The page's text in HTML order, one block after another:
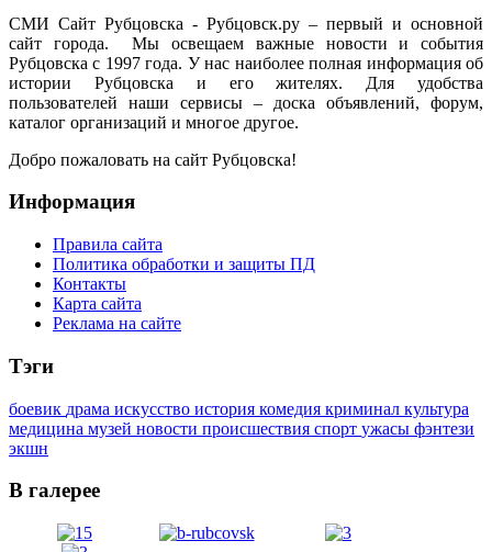
СМИ Сайт Рубцовска - Рубцовск.ру – первый и основной
сайт города. Мы освещаем важные новости и события
Рубцовска с 1997 года. У нас наиболее полная информация об
истории Рубцовска и его жителях. Для удобства
пользователей наши сервисы – доска объявлений, форум,
каталог организаций и многое другое.
Добро пожаловать на сайт Рубцовска!
Информация
Правила сайта
Политика обработки и защиты ПД
Контакты
Карта сайта
Реклама на сайте
Тэги
боевик драма искусство история комедия криминал культура
медицина музей новости происшествия спорт ужасы фэнтези
экшн
В галерее